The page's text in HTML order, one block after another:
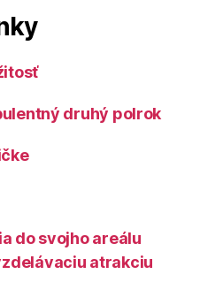
druhý polrok
do svojho areálu
atrakciu